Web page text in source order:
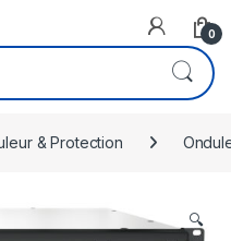
0
& Protection
🔍